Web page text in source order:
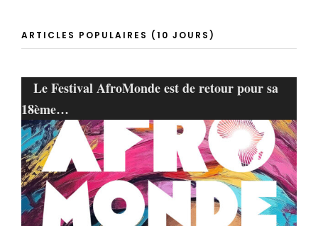
ARTICLES POPULAIRES (10 JOURS)
Le Festival AfroMonde est de retour pour sa
18ème…